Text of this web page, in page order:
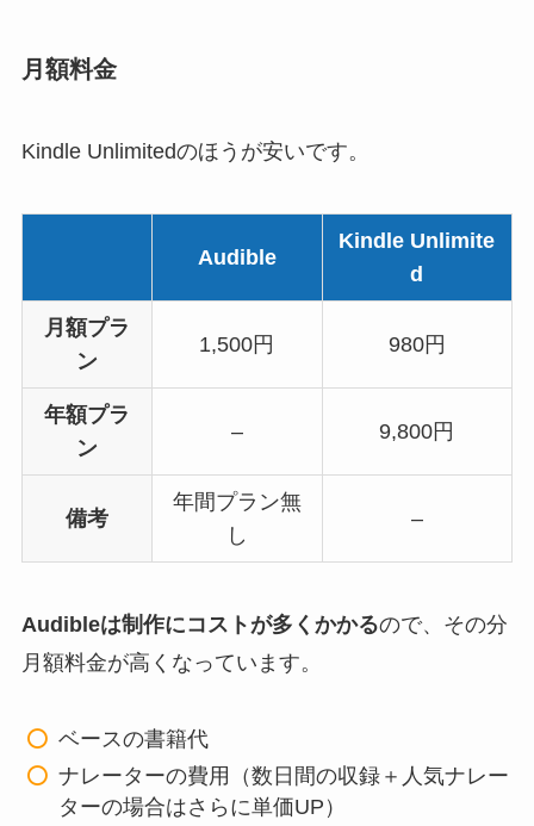
月額料金
Kindle Unlimitedのほうが安いです。
Audible
Kindle Unlimite
d
月額プラ
ン
1,500円 980円
年額プラ
ン
– 9,800円
備考
年間プラン無
し
–
Audibleは制作にコストが多くかかるので、その分
月額料金が高くなっています。
ベースの書籍代
ナレーターの費用（数日間の収録＋人気ナレー
ターの場合はさらに単価UP）